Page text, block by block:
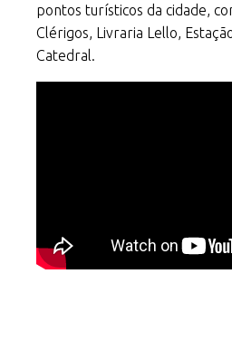
pontos turísticos da cidade,
Clérigos, Livraria Lello,
Catedral.